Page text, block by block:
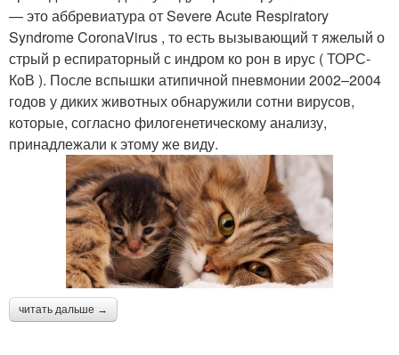
— это аббревиатура от Severe Acute Respiratory
Syndrome CоronaVirus , то есть вызывающий т яжелый о
стрый р еспираторный с индром ко рон в ирус ( ТОРС-
КоВ ). После вспышки атипичной пневмонии 2002–2004
годов у диких животных обнаружили сотни вирусов,
которые, согласно филогенетическому анализу,
принадлежали к этому же виду.
читать дальше →